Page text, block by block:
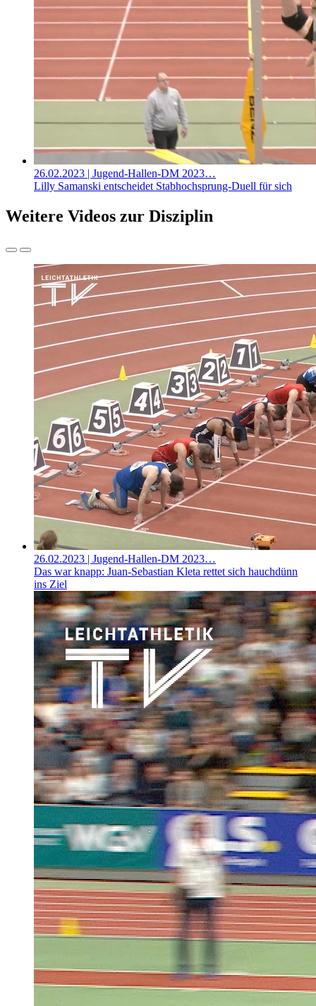
26.02.2023 | Jugend-Hallen-DM 2023…
Lilly Samanski entscheidet Stabhochsprung-Duell für sich
Weitere Videos zur Disziplin
26.02.2023 | Jugend-Hallen-DM 2023…
Das war knapp: Juan-Sebastian Kleta rettet sich hauchdünn
ins Ziel